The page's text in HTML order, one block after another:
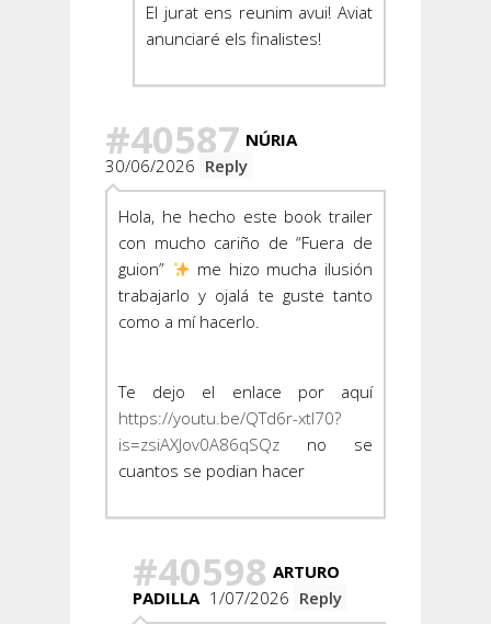
El jurat ens reunim avui! Aviat
anunciaré els finalistes!
#40587 NÚRIA
30/06/2026 Reply
Hola, he hecho este book trailer
con mucho cariño de “Fuera de
guion”
me hizo mucha ilusión
trabajarlo y ojalá te guste tanto
como a mí hacerlo.
Te dejo el enlace por aquí
https://youtu.be/QTd6r-xtl70?
is=zsiAXJov0A86qSQz no se
cuantos se podian hacer
#40598 ARTURO
PADILLA 1/07/2026 Reply